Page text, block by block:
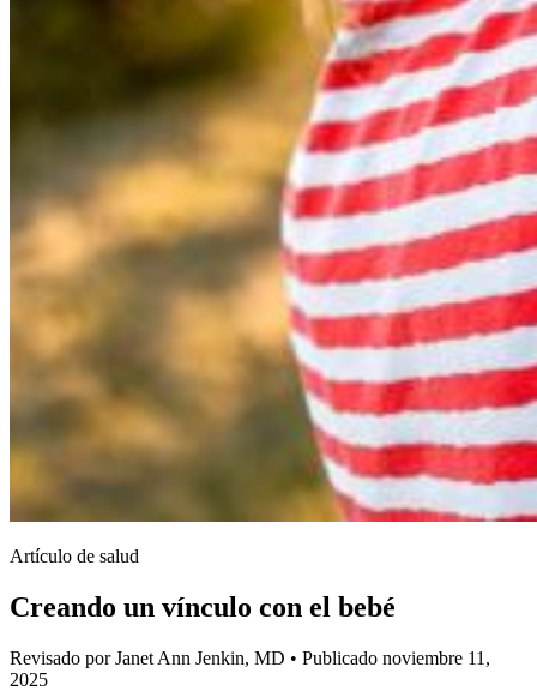
Artículo de salud
Creando un vínculo con el bebé
Revisado por Janet Ann Jenkin, MD • Publicado noviembre 11,
2025